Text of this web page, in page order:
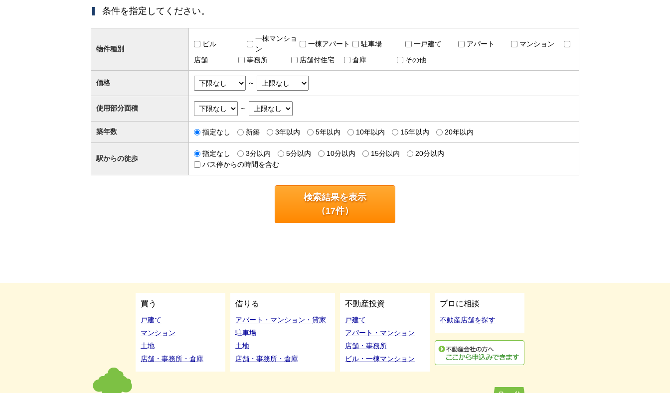
条件を指定してください。
物件種別
ビル
一棟マンショ
ン
一棟アパート 駐車場 一戸建て アパート マンション
店舗 事務所 店舗付住宅 倉庫 その他
価格 ～
使用部分面積 ～
築年数 指定なし 新築 3年以内 5年以内 10年以内 15年以内 20年以内
駅からの徒歩
指定なし 3分以内 5分以内 10分以内 15分以内
20分以内
バス停からの時間を含む
検索結果を表示
（17件）
買う
戸建て
マンション
土地
店舗・事務所・倉庫
借りる
アパート・マンション・貸家
駐車場
土地
店舗・事務所・倉庫
不動産投資
戸建て
アパート・マンション
店舗・事務所
ビル・一棟マンション
プロに相談
不動産店舗を探す